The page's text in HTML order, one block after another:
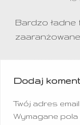
Bardzo ładne
zaaranżowane
Dodaj
Twój adres
Wymagane